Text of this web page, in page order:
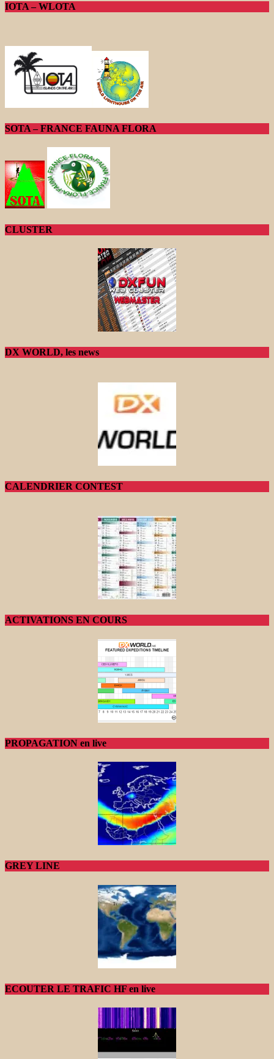
IOTA – WLOTA
SOTA – FRANCE FAUNA FLORA
CLUSTER
DX WORLD, les news
CALENDRIER CONTEST
ACTIVATIONS EN COURS
PROPAGATION en live
GREY LINE
ECOUTER LE TRAFIC HF en live